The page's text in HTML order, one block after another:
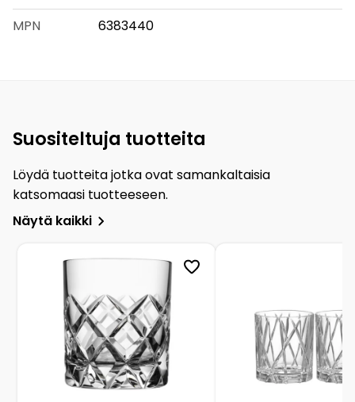
MPN
6383440
Suositeltuja tuotteita
Löydä tuotteita jotka ovat samankaltaisia
katsomaasi tuotteeseen.
Näytä kaikki